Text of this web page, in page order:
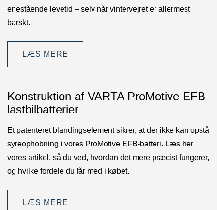
enestående levetid – selv når vintervejret er allermest
barskt.
LÆS MERE
Konstruktion af VARTA ProMotive EFB
lastbilbatterier
Et patenteret blandingselement sikrer, at der ikke kan opstå
syreophobning i vores ProMotive EFB-batteri. Læs her
vores artikel, så du ved, hvordan det mere præcist fungerer,
og hvilke fordele du får med i købet.
LÆS MERE